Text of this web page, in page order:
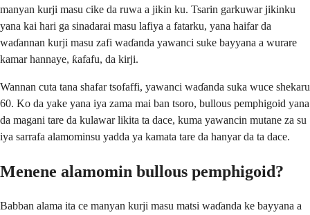
manyan kurji masu cike da ruwa a jikin ku. Tsarin garkuwar jikinku
yana kai hari ga sinadarai masu lafiya a fatarku, yana haifar da
waɗannan kurji masu zafi waɗanda yawanci suke bayyana a wurare
kamar hannaye, ƙafafu, da kirji.
Wannan cuta tana shafar tsofaffi, yawanci waɗanda suka wuce shekaru
60. Ko da yake yana iya zama mai ban tsoro, bullous pemphigoid yana
da magani tare da kulawar likita ta dace, kuma yawancin mutane za su
iya sarrafa alamominsu yadda ya kamata tare da hanyar da ta dace.
Menene alamomin bullous pemphigoid?
Babban alama ita ce manyan kurji masu matsi waɗanda ke bayyana a